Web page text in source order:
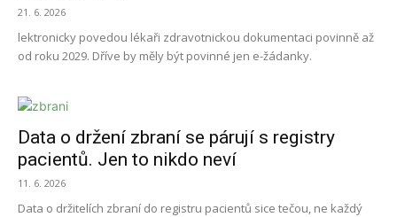
21. 6. 2026
lektronicky povedou lékaři zdravotnickou dokumentaci povinně až
od roku 2029. Dříve by měly být povinné jen e-žádanky.
Data o držení zbraní se párují s registry
pacientů. Jen to nikdo neví
11. 6. 2026
Data o držitelích zbraní do registru pacientů sice tečou, ne každý